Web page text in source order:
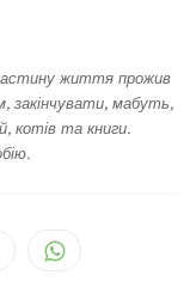
життя прожив
закінчувати, мабуть,
котів та книги.